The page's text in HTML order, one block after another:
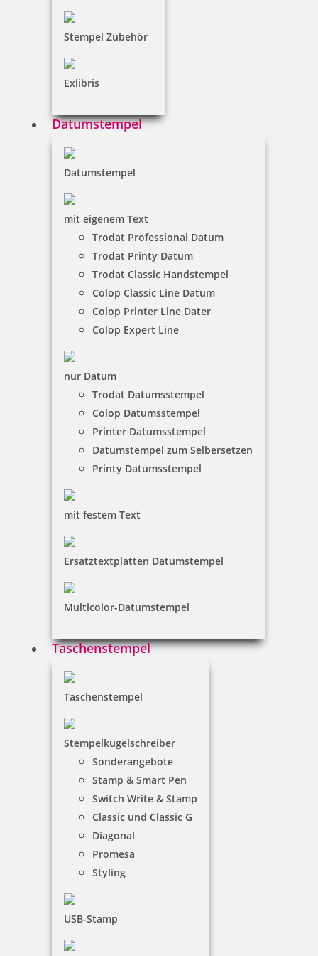
Stempel Zubehör
Exlibris
Datumstempel
Datumstempel
mit eigenem Text
Trodat Professional Datum
Trodat Printy Datum
Trodat Classic Handstempel
Colop Classic Line Datum
Colop Printer Line Dater
Colop Expert Line
nur Datum
Trodat Datumsstempel
Colop Datumsstempel
Printer Datumsstempel
Datumstempel zum Selbersetzen
Printy Datumsstempel
mit festem Text
Ersatztextplatten Datumstempel
Multicolor-Datumstempel
Taschenstempel
Taschenstempel
Stempelkugelschreiber
Sonderangebote
Stamp & Smart Pen
Switch Write & Stamp
Classic und Classic G
Diagonal
Promesa
Styling
USB-Stamp
Wünschen Sie einen Korrekturabzug?
Breite in mm
Ausrichtung
Umrandung
Kissenfarbe
Geben Sie im folgenden Feld den Text ein, wie
er auf dem Stempelabdruck erscheinen soll.
Achten Sie dabei auf exakte Schreibweise. Der
Text wird 1:1 übernommen
Hinweise Tragen Sie hier Hinweise und spezielle
Wünsche zur Beachtung an unsere
Satzabteilung / Auftragsbearbeitung ein.
Logos, Vorlagen, Musterscans laden Sie uns
bitte hier hoch. Erlaubte Formate sind jpg, pdf,
xls, doc und eine Dateigröße von maximal
Dateien hier her ziehen
Doppelklick um auf Computer auszuwählen
es wurden noch keine Vorlagen